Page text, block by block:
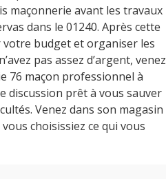
maçonnerie avant les travaux
dans le 01240. Après cette
budget et organiser les
pas assez d’argent, venez
76 maçon professionnel à
discussion prêt à vous sauver
Venez dans son magasin
choisissiez ce qui vous